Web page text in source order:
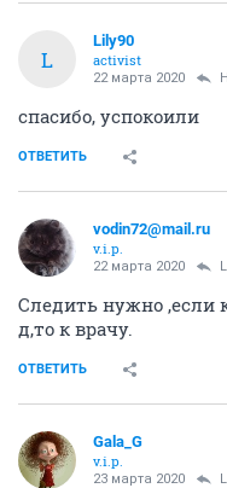
L
Lily90
activist
22 марта 2020
спасибо, успокоили
ОТВЕТИТЬ
vodin72@mail.ru
v.i.p.
22 марта 2020
Следить нужно ,если
д,то к врачу.
ОТВЕТИТЬ
Gala_G
v.i.p.
23 марта 2020